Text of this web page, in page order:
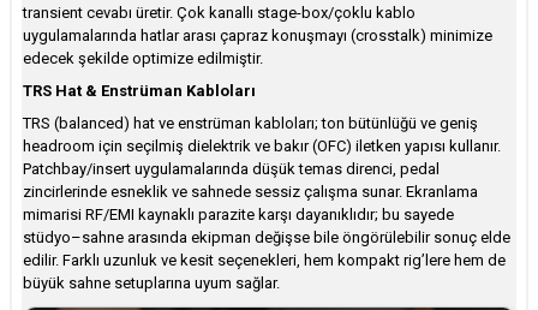
transient cevabı üretir. Çok kanallı stage-box/çoklu kablo
uygulamalarında hatlar arası çapraz konuşmayı (crosstalk) minimize
edecek şekilde optimize edilmiştir.
TRS Hat & Enstrüman Kabloları
TRS (balanced) hat ve enstrüman kabloları; ton bütünlüğü ve geniş
headroom için seçilmiş dielektrik ve bakır (OFC) iletken yapısı kullanır.
Patchbay/insert uygulamalarında düşük temas direnci, pedal
zincirlerinde esneklik ve sahnede sessiz çalışma sunar. Ekranlama
mimarisi RF/EMI kaynaklı parazite karşı dayanıklıdır; bu sayede
stüdyo–sahne arasında ekipman değişse bile öngörülebilir sonuç elde
edilir. Farklı uzunluk ve kesit seçenekleri, hem kompakt rig’lere hem de
büyük sahne setuplarına uyum sağlar.